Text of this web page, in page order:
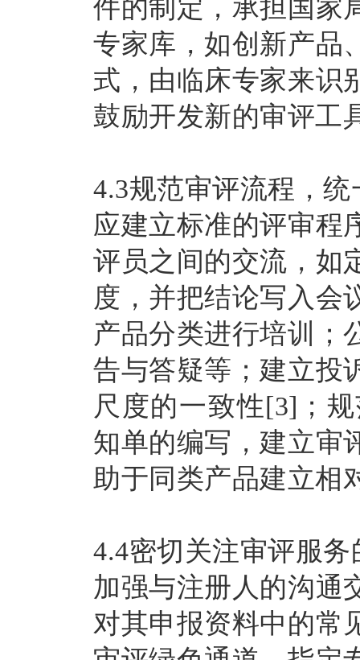
件的制定，承担国家
专家库，如创新产品
式，由临床专家来识
鼓励开发新的审评工
4.3规范审评流程，
应建立标准的评审程
评员之间的交流，如
度，并把结论写入会
产品分类进行培训；
告与答疑等；建立投
尺度的一致性[3]；
知单的编写，建立审
助于同类产品建立相
4.4密切关注审评服
加强与注册人的沟通
对其申报资料中的常